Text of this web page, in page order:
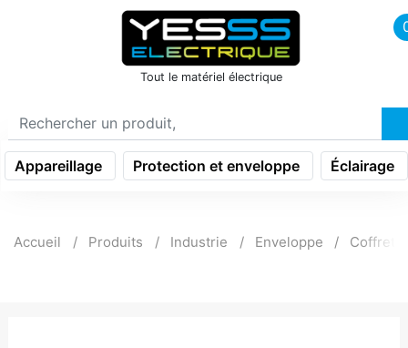
icon menu burger
Tout le matériel électrique
Appareillage Protection et enveloppe Éclairage
Accueil Produits Industrie Enveloppe Coffret